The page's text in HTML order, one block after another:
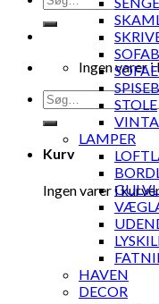
efter:
Ingen varer i
Søg
efter:
Kurv
Ingen varer i
STOLE
LAMPER
HAVEN
DECOR